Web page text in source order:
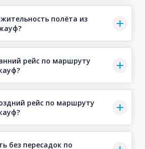
полёта из
рейс по маршруту
рейс по маршруту
без пересадок по